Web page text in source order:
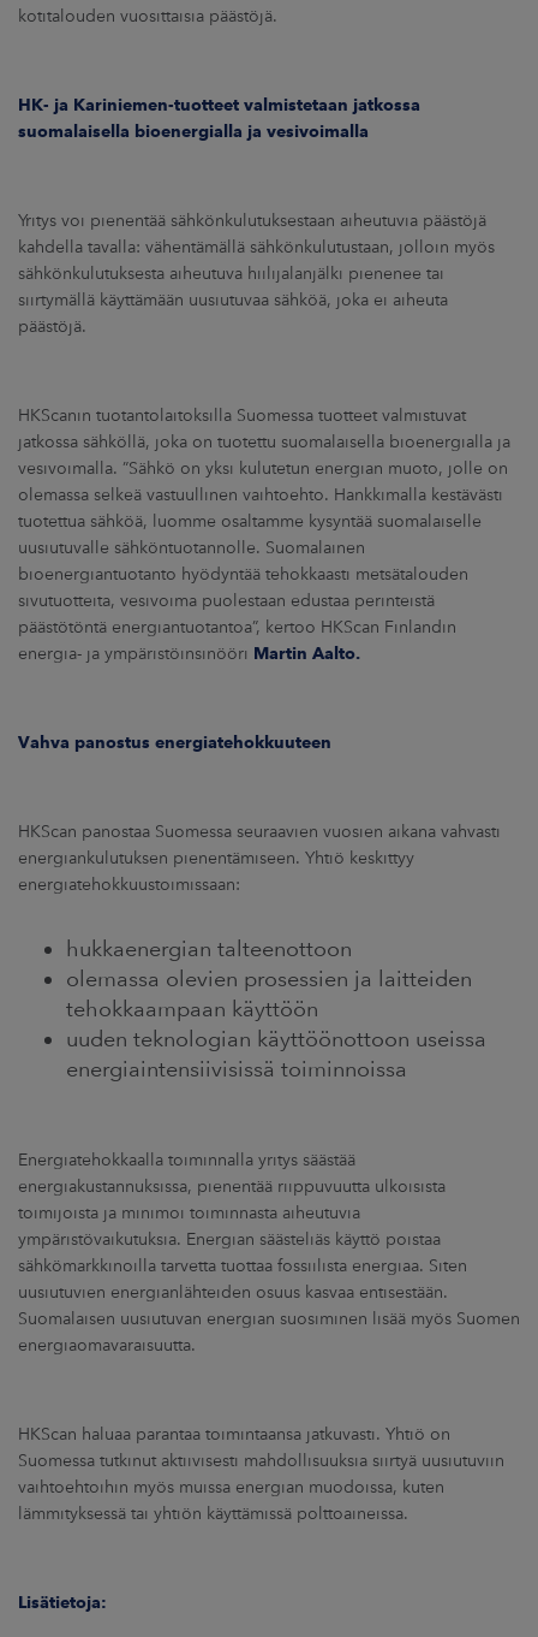
kotitalouden vuosittaisia päästöjä.
HK- ja Kariniemen-tuotteet valmistetaan jatkossa
suomalaisella bioenergialla ja vesivoimalla
Yritys voi pienentää sähkönkulutuksestaan aiheutuvia päästöjä
kahdella tavalla: vähentämällä sähkönkulutustaan, jolloin myös
sähkönkulutuksesta aiheutuva hiilijalanjälki pienenee tai
siirtymällä käyttämään uusiutuvaa sähköä, joka ei aiheuta
päästöjä.
HKScanin tuotantolaitoksilla Suomessa tuotteet valmistuvat
jatkossa sähköllä, joka on tuotettu suomalaisella bioenergialla ja
vesivoimalla. ”Sähkö on yksi kulutetun energian muoto, jolle on
olemassa selkeä vastuullinen vaihtoehto. Hankkimalla kestävästi
tuotettua sähköä, luomme osaltamme kysyntää suomalaiselle
uusiutuvalle sähköntuotannolle. Suomalainen
bioenergiantuotanto hyödyntää tehokkaasti metsätalouden
sivutuotteita, vesivoima puolestaan edustaa perinteistä
päästötöntä energiantuotantoa”, kertoo HKScan Finlandin
energia- ja ympäristöinsinööri Martin Aalto.
Vahva panostus energiatehokkuuteen
HKScan panostaa Suomessa seuraavien vuosien aikana vahvasti
energiankulutuksen pienentämiseen. Yhtiö keskittyy
energiatehokkuustoimissaan:
hukkaenergian talteenottoon
olemassa olevien prosessien ja laitteiden
tehokkaampaan käyttöön
uuden teknologian käyttöönottoon useissa
energiaintensiivisissä toiminnoissa
Energiatehokkaalla toiminnalla yritys säästää
energiakustannuksissa, pienentää riippuvuutta ulkoisista
toimijoista ja minimoi toiminnasta aiheutuvia
ympäristövaikutuksia. Energian säästeliäs käyttö poistaa
sähkömarkkinoilla tarvetta tuottaa fossiilista energiaa. Siten
uusiutuvien energianlähteiden osuus kasvaa entisestään.
Suomalaisen uusiutuvan energian suosiminen lisää myös Suomen
energiaomavaraisuutta.
HKScan haluaa parantaa toimintaansa jatkuvasti. Yhtiö on
Suomessa tutkinut aktiivisesti mahdollisuuksia siirtyä uusiutuviin
vaihtoehtoihin myös muissa energian muodoissa, kuten
lämmityksessä tai yhtiön käyttämissä polttoaineissa.
Lisätietoja: